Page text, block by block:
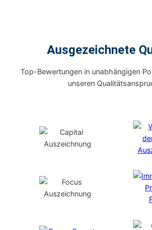
Ausgezeichnete
Top-Bewertungen in unabhängigen
unseren